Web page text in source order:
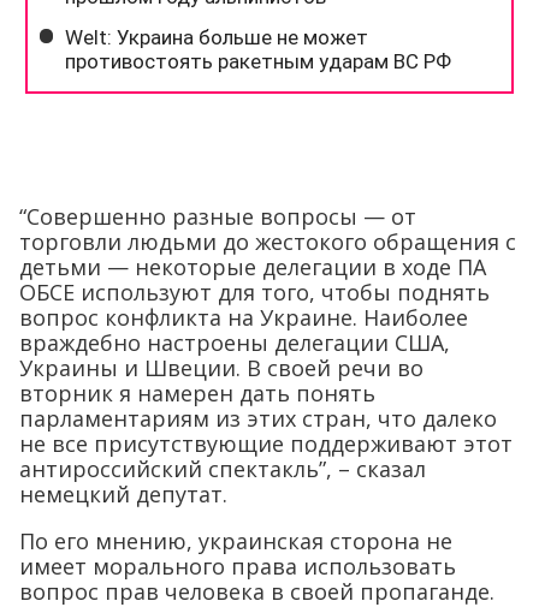
“Совершенно разные вопросы — от
торговли людьми до жестокого обращения с
детьми — некоторые делегации в ходе ПА
ОБСЕ используют для того, чтобы поднять
вопрос конфликта на Украине. Наиболее
враждебно настроены делегации США,
Украины и Швеции. В своей речи во
вторник я намерен дать понять
парламентариям из этих стран, что далеко
не все присутствующие поддерживают этот
антироссийский спектакль”, – сказал
немецкий депутат.
По его мнению, украинская сторона не
имеет морального права использовать
вопрос прав человека в своей пропаганде.